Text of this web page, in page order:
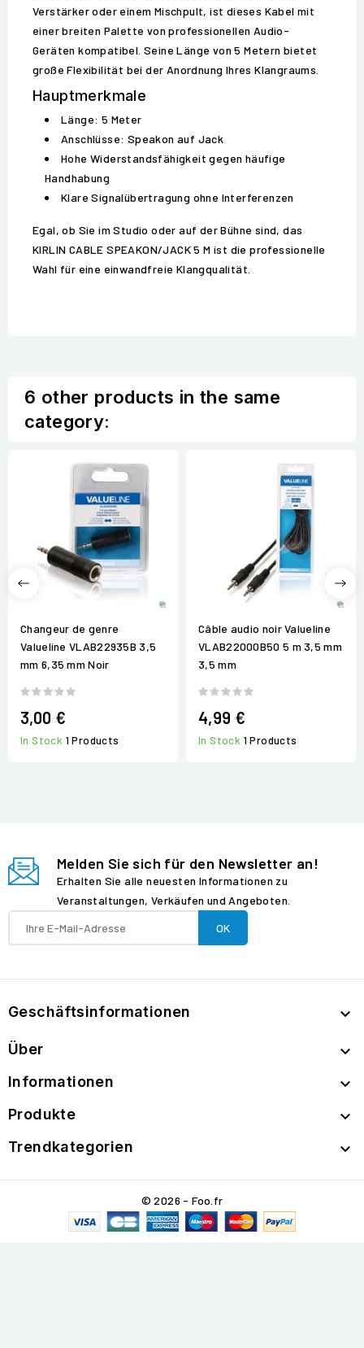
Verstärker oder einem Mischpult, ist dieses Kabel mit
einer breiten Palette von professionellen Audio-
Geräten kompatibel. Seine Länge von 5 Metern bietet
große Flexibilität bei der Anordnung Ihres Klangraums.
Hauptmerkmale
Länge: 5 Meter
Anschlüsse: Speakon auf Jack
Hohe Widerstandsfähigkeit gegen häufige
Handhabung
Klare Signalübertragung ohne Interferenzen
Egal, ob Sie im Studio oder auf der Bühne sind, das
KIRLIN CABLE SPEAKON/JACK 5 M ist die professionelle
Wahl für eine einwandfreie Klangqualität.
6 other products in the same
category:
Changeur de genre
Valueline VLAB22935B 3,5
mm 6,35 mm Noir
3,00 €
In Stock 1 Products
Câble audio noir Valueline
VLAB22000B50 5 m 3,5 mm
3,5 mm
4,99 €
In Stock 1 Products
Melden Sie sich für den Newsletter an!
Erhalten Sie alle neuesten Informationen zu
Veranstaltungen, Verkäufen und Angeboten.
Geschäftsinformationen 
Über 
Informationen 
Produkte 
Trendkategorien 
© 2026 - Foo.fr